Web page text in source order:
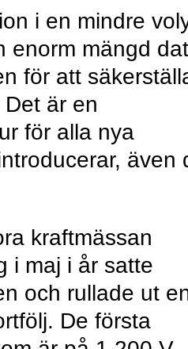
i en mindre
enorm mängd
för att
är en
för alla nya
även
kraftmässan
i maj i år satte
och rullade ut
De första